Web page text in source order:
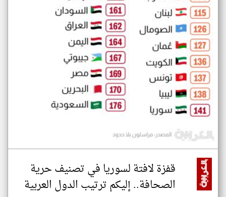
قفزة لافتة لسوريا في تصنيف حرية
الصحافة.. إليكم ترتيب الدول العربية